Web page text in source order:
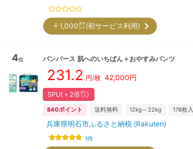
＋1,000㌽(初サービス利用)
4位 パンパース 肌へのいちばん＋おやすみパンツ
231.2 円/枚 42,000円
SPU(＋2倍㌽)
840ポイント 送料無料 12kg～22kg 178枚入
兵庫県明石市ふるさと納税 (Rakuten)
1件